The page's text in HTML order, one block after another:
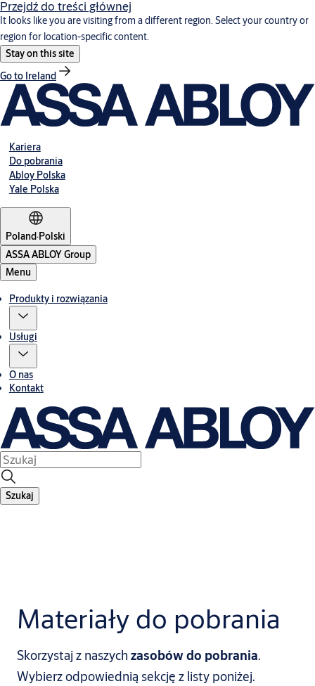
Przejdź do treści głównej
It looks like you are visiting from a different region. Select your country or
region for location-specific content.
Stay on this site
Go to Ireland
Kariera
Do pobrania
Abloy Polska
Yale Polska
Poland·Polski
ASSA ABLOY Group
Menu
Produkty i rozwiązania
Usługi
O nas
Kontakt
Szukaj
Materiały do pobrania
Skorzystaj z naszych zasobów do pobrania.
Wybierz odpowiednią sekcję z listy poniżej.